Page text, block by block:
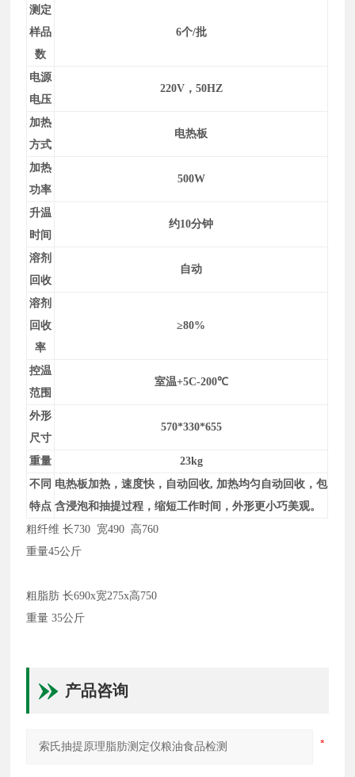
测定
样品
数
6个/批
电源
电压
220V，50HZ
加热
方式
电热板
加热
功率
500W
升温
时间
约10分钟
溶剂
回收
自动
溶剂
回收
率
≥80%
控温
范围
室温+5C-200℃
外形
尺寸
570*330*655
重量
23kg
不同
特点
电热板加热，速度快，自动回收, 加热均匀自动回收，包
含浸泡和抽提过程，缩短工作时间，外形更小巧美观。
粗纤维 长730 宽490 高760
重量45公斤
粗脂肪 长690x宽275x高750
重量 35公斤
产品咨询